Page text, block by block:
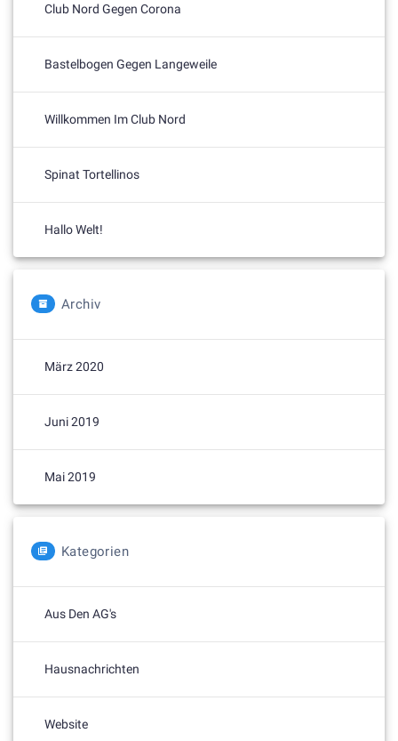
Club Nord Gegen Corona
Bastelbogen Gegen Langeweile
Willkommen Im Club Nord
Spinat Tortellinos
Hallo Welt!
Archiv
März 2020
Juni 2019
Mai 2019
Kategorien
Aus Den AG's
Hausnachrichten
Website